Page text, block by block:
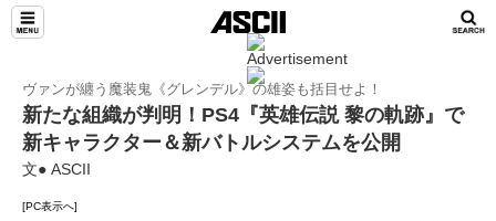
ヴァンが纏う魔装鬼《グレンデル》の雄姿も括目せよ！
新たな組織が判明！PS4『英雄伝説 黎の軌跡』で
新キャラクター＆新バトルシステムを公開
文● ASCII
[PC表示へ]